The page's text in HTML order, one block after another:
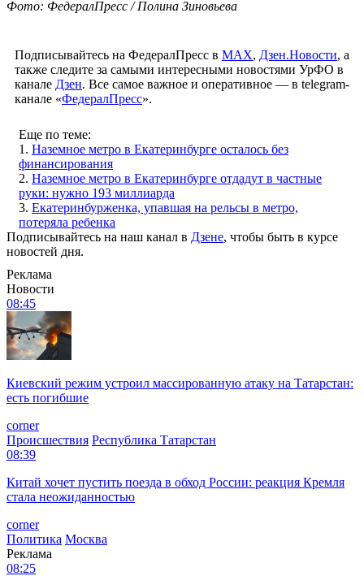
Фото: ФедералПресс / Полина Зиновьева
Подписывайтесь на ФедералПресс в МАХ, Дзен.Новости, а
также следите за самыми интересными новостями УрФО в
канале Дзен. Все самое важное и оперативное — в telegram-
канале «ФедералПресс».
Еще по теме:
1. Наземное метро в Екатеринбурге осталось без
финансирования
2. Наземное метро в Екатеринбурге отдадут в частные
руки: нужно 193 миллиарда
3. Екатеринбурженка, упавшая на рельсы в метро,
потеряла ребенка
Подписывайтесь на наш канал в Дзене, чтобы быть в курсе
новостей дня.
Реклама
Новости
08:45
Киевский режим устроил массированную атаку на Татарстан:
есть погибшие
corner
Происшествия Республика Татарстан
08:39
Китай хочет пустить поезда в обход России: реакция Кремля
стала неожиданностью
corner
Политика Москва
Реклама
08:25